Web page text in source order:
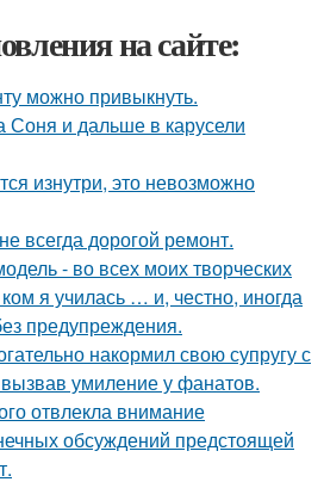
на сайте:
можно привыкнуть.
Соня и дальше в карусели
изнутри, это невозможно
всегда дорогой ремонт.
- во всех моих творческих
я училась … и, честно, иногда
предупреждения.
накормил свою супругу с
умиление у фанатов.
отвлекла внимание
обсуждений предстоящей